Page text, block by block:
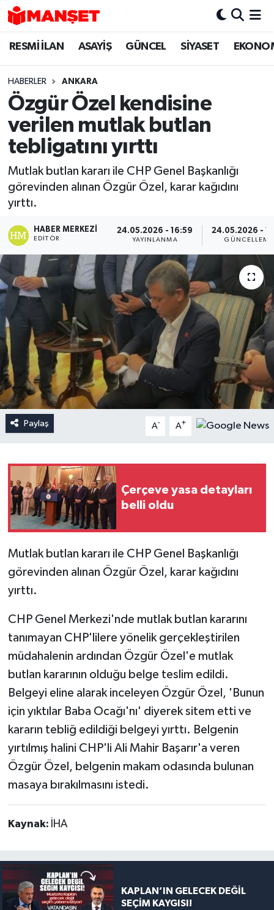
RESMİ İLAN ASAYİŞ GÜNCEL SİYASET
HABERLER ANKARA
Özgür Özel kendisine
verilen mutlak butlan
tebligatını yırttı
Mutlak butlan kararı ile CHP Genel Başkanlığı
görevinden alınan Özgür Özel, karar kağıdını
yırttı.
HABER MERKEZI
EDITÖR
24.05.2026 - 16:59
YAYINLANMA
24.05.2026 -
GÜNCELLEME
Paylaş A- A+
Çerçeve yasa detayları
belli oldu
Mutlak butlan kararı ile CHP Genel Başkanlığı
görevinden alınan Özgür Özel, karar kağıdını
yırttı.
CHP Genel Merkezi'nde mutlak butlan kararını
tanımayan CHP'lilere yönelik gerçekleştirilen
müdahalenin ardından Özgür Özel'e mutlak
butlan kararının olduğu belge teslim edildi.
Belgeyi eline alarak inceleyen Özgür Özel, 'Bunun
için yıktılar Baba Ocağı'nı' diyerek sitem etti ve
kararın tebliğ edildiği belgeyi yırttı. Belgenin
yırtılmış halini CHP'li Ali Mahir Başarır'a veren
Özgür Özel, belgenin makam odasında bulunan
masaya bırakılmasını istedi.
Kaynak: İHA
KAPLAN’IN GELECEK DEĞİL
SEÇİM KAYGISI!
Hava Durumu
Trafik Durumu
Süper Lig Puan Durumu ve Fikstür
Tüm Manşetler
Son Dakika Haberleri
Haber Arşivi